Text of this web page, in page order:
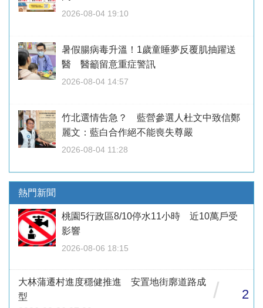
2026-08-04 19:10
暑假腸病毒升溫！1歲童睡夢反覆肌抽躍送
醫 醫籲留意重症警訊
2026-08-04 14:57
竹北選情告急？ 藍營參選人杜文中致信鄭
麗文：藍白合作絕不能喪失尊嚴
2026-08-04 11:28
熱門新聞
桃園5行政區8/10停水11小時 近10萬戶受
影響
2026-08-06 18:15
大林蒲遷村進度穩健推進 安置地街廓道路成
型
/ 2